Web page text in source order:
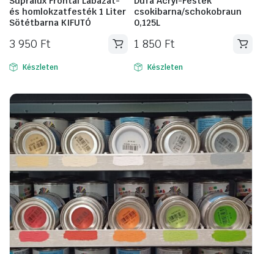
és homlokzatfesték 1 Liter
Sötétbarna KIFUTÓ
3 950 Ft
Készleten
csokibarna/schokobraun
0,125L
1 850 Ft
Készleten